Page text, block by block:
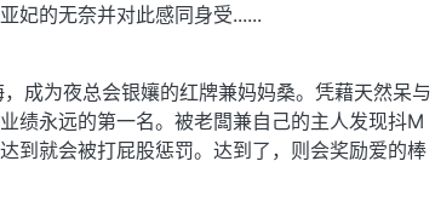
妃的无奈并对此感同身受......
成为夜总会银孃的红牌兼妈妈桑。凭藉天然呆与
绩永远的第一名。被老闆兼自己的主人发现抖M
到就会被打屁股惩罚。达到了，则会奖励爱的棒